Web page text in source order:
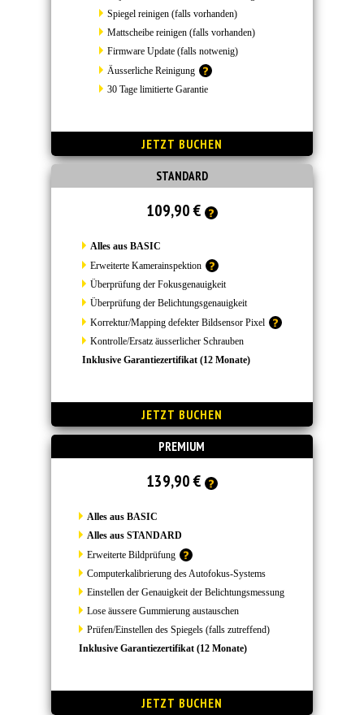
Spiegel reinigen (falls vorhanden)
Mattscheibe reinigen (falls vorhanden)
Firmware Update (falls notwenig)
Äusserliche Reinigung
30 Tage limitierte Garantie
STANDARD
109,90 €
Alles aus BASIC
Erweiterte Kamerainspektion
Überprüfung der Fokusgenauigkeit
Überprüfung der Belichtungsgenauigkeit
Korrektur/Mapping defekter Bildsensor Pixel
Kontrolle/Ersatz äusserlicher Schrauben
Inklusive Garantiezertifikat (12 Monate)
PREMIUM
139,90 €
Alles aus BASIC
Alles aus STANDARD
Erweiterte Bildprüfung
Computerkalibrierung des Autofokus-Systems
Einstellen der Genauigkeit der Belichtungsmessung
Lose äussere Gummierung austauschen
Prüfen/Einstellen des Spiegels (falls zutreffend)
Inklusive Garantiezertifikat (12 Monate)